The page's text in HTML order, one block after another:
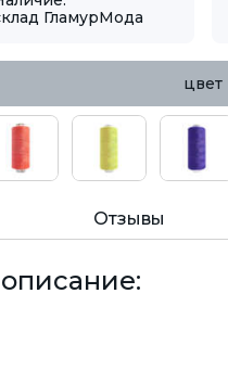
ГламурМода
цвет
Отзывы